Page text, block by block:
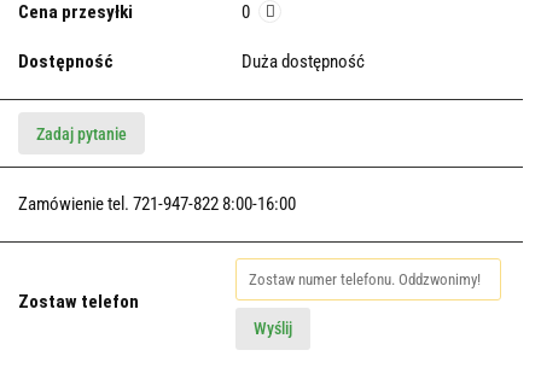
Cena przesyłki 0
Dostępność Duża dostępność
Zadaj pytanie
Zamówienie tel. 721-947-822 8:00-16:00
Zostaw telefon
Wyślij